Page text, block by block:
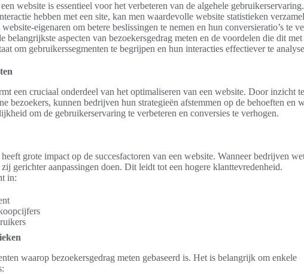
website is essentieel voor het verbeteren van de algehele
hebben met een site, kan men waardevolle website statistieken
eigenaren om betere beslissingen te nemen en hun conversieratio’s te
belangrijkste aspecten van bezoekersgedrag meten en de voordelen die dit
om gebruikerssegmenten te begrijpen en hun interacties effectiever te
een cruciaal onderdeel van het optimaliseren van een website. Door inzicht te
bezoekers, kunnen bedrijven hun strategieën afstemmen op de behoeften en
om de gebruikerservaring te verbeteren en conversies te verhogen.
grote impact op de succesfactoren van een website. Wanneer bedrijven
gerichter aanpassingen doen. Dit leidt tot een hogere klanttevredenheid.
in:
waarop bezoekersgedrag meten gebaseerd is. Het is belangrijk om enkele